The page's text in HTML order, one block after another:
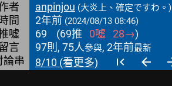
者 anpinjou (大炎上、確定ですわ。)
時間 2年前 (2024/08/13 08:46)
噓 69 (69推 0噓 28→)
言
97則, 75人參與, 2年前最新
論串 8/10 (看更多)